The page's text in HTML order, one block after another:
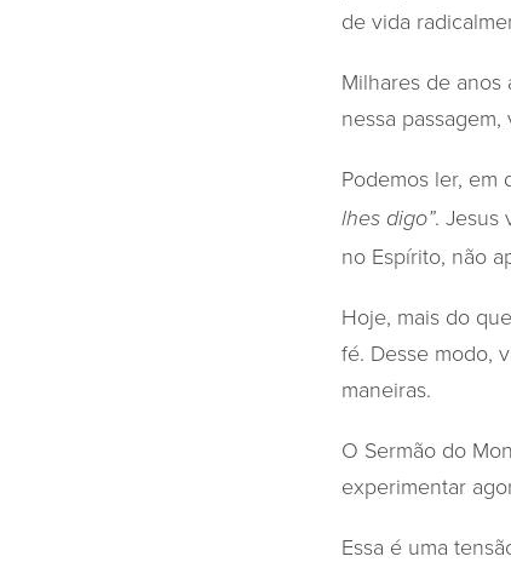
de vida
Milhares de anos
nessa
Podemos ler, em
lhes digo”. Jesus
no Espírito, não
Hoje, mais do
fé. Desse modo,
maneiras.
O Sermão do
experimentar
Essa é uma